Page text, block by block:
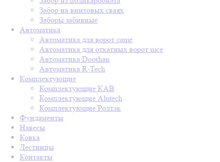
Забор на винтовых сваях
Заборы забивные
Автоматика
Автоматика для ворот came
Автоматика для откатных ворот nice
Автоматика Doorhan
Автоматика R-Tech
Комплектующие
Комплектующие КАВ
Комплектующие Alutech
Комплектующие Ролтэк
Фундаменты
Навесы
Ковка
Лестницы
Контакты